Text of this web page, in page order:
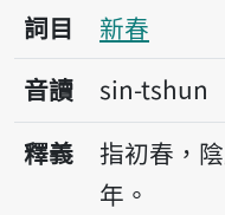
詞目
新春
音讀
sin-tshun
釋義 指初春，
年。